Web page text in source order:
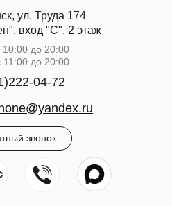
ул. Труда 174
вход "С", 2 этаж
10:00 до 20:00
11:00 до 20:00
звонок
04-72